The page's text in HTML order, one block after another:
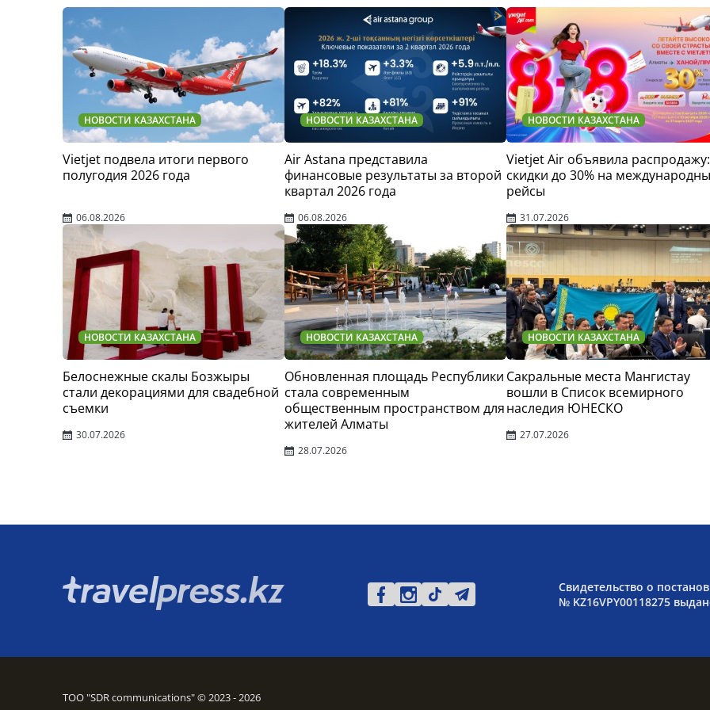
НОВОСТИ КАЗАХСТАНА
Vietjet подвела итоги первого
полугодия 2026 года
06.08.2026
НОВОСТИ КАЗАХСТАНА
Air Astana представила
финансовые результаты за второй
квартал 2026 года
06.08.2026
НОВОСТИ КАЗАХСТАНА
Vietjet Air объявила распродажу:
скидки до 30% на
рейсы
31.07.2026
НОВОСТИ КАЗАХСТАНА
Белоснежные скалы Бозжыры
стали декорациями для свадебной
съемки
30.07.2026
НОВОСТИ КАЗАХСТАНА
Обновленная площадь Республики
стала современным
общественным пространством для
жителей Алматы
28.07.2026
НОВОСТИ КАЗАХСТАНА
Сакральные места Мангистау
вошли в Список всемирного
наследия ЮНЕСКО
27.07.2026
Свидетельство о
№ KZ16VPY00118275
ТОО "SDR communications" © 2023 - 2026